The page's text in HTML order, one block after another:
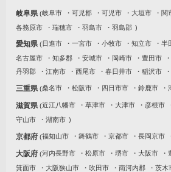
岐阜県 岐阜市 可児郡 可児市 大垣市 関
各務原市
瑞穂市 羽島市 羽島郡
愛知県 日進市 一宮市 小牧市 知立市 半
名古屋市
知多郡 安城市 岡崎市 豊田市
丹羽郡
江南市 西尾市 春日井市 稲沢市
三重県 桑名市 松阪市 四日市市 鈴鹿市
滋賀県 近江八幡市 草津市 大津市 彦根市
守山市
湖南市
京都府 福知山市 舞鶴市 京都市 長岡京市
大阪府 河内長野市 松原市 堺市 大阪市
箕面市
大阪狭山市 吹田市 南河内郡 茨木